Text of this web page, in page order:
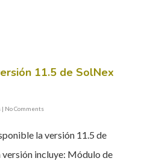
11.5 de SolNex
| No Comments
la versión 11.5 de
incluye: Módulo de